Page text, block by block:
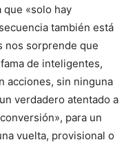
«solo hay
también está
nos sorprende que
de inteligentes,
acciones, sin ninguna
verdadero atentado a
para un
vuelta, provisional o